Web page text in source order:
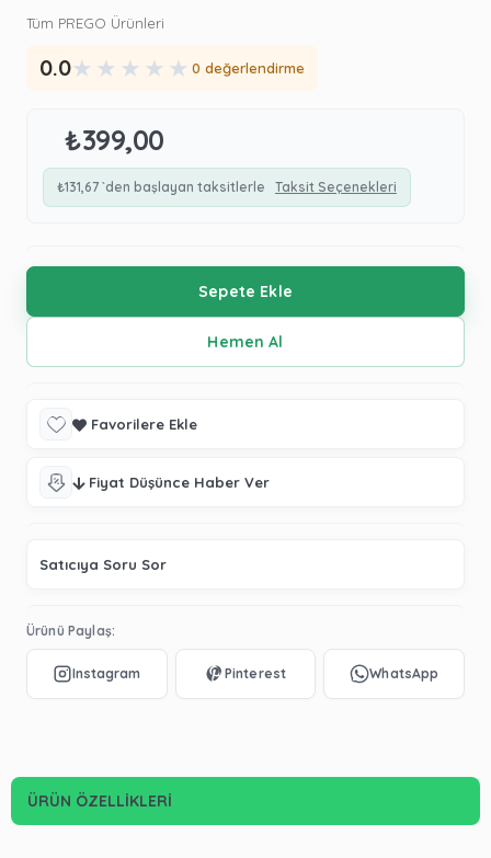
Tüm PREGO Ürünleri
0.0★ ★ ★ ★ ★ 0 değerlendirme
₺399,00
₺131,67 `den başlayan taksitlerle Taksit Seçenekleri
Favorilere Ekle
Fiyat Düşünce Haber Ver
Satıcıya Soru Sor
Ürünü Paylaş:
ÜRÜN ÖZELLIKLERI